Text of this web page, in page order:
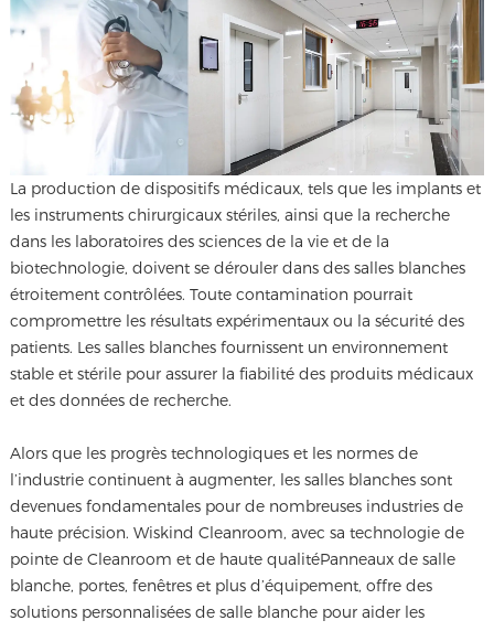
La production de dispositifs médicaux, tels que les implants et
les instruments chirurgicaux stériles, ainsi que la recherche
dans les laboratoires des sciences de la vie et de la
biotechnologie, doivent se dérouler dans des salles blanches
étroitement contrôlées. Toute contamination pourrait
compromettre les résultats expérimentaux ou la sécurité des
patients. Les salles blanches fournissent un environnement
stable et stérile pour assurer la fiabilité des produits médicaux
et des données de recherche.
Alors que les progrès technologiques et les normes de
l’industrie continuent à augmenter, les salles blanches sont
devenues fondamentales pour de nombreuses industries de
haute précision. Wiskind Cleanroom, avec sa technologie de
pointe de Cleanroom et de haute qualitéPanneaux de salle
blanche, portes, fenêtres et plus d’équipement, offre des
solutions personnalisées de salle blanche pour aider les